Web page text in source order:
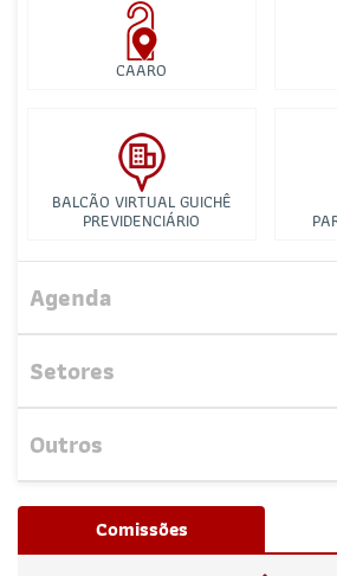
CAARO
BALCÃO VIRTUAL GUICHÊ
PREVIDENCIÁRIO
Agenda
Nenhum evento
Setores
Josué Henrique, / Whatsapp
RESPONSÁVEIS
Outros
Comissões
Comissão de Direito de Família e
Comissão de Direito da Energia
Comissão De Defesa Dos Direitos
Comissão de Defesa do Advogado